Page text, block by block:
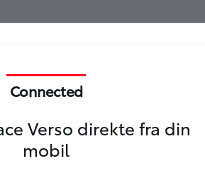
Connected
Verso direkte fra din
mobil